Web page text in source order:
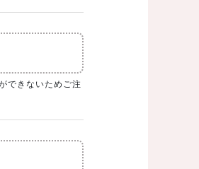
できないためご注